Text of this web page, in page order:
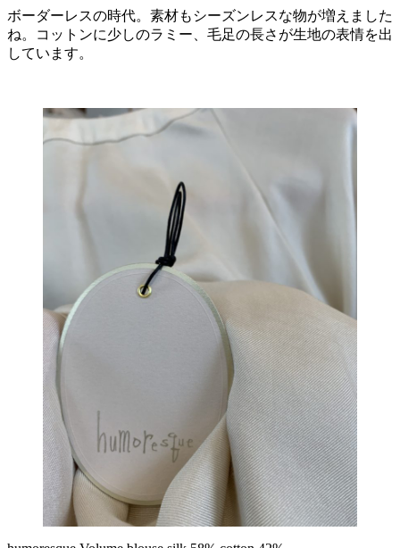
ボーダーレスの時代。素材もシーズンレスな物が増えました
ね。コットンに少しのラミー、毛足の長さが生地の表情を出
しています。